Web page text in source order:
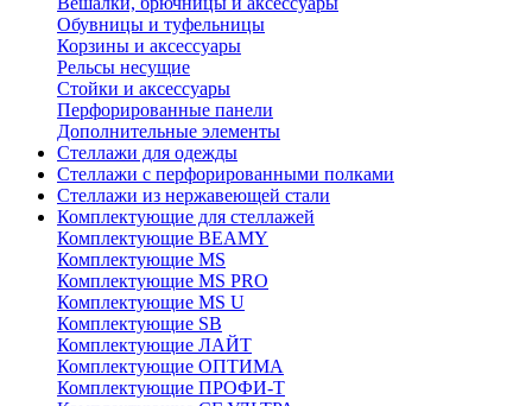
Обувницы и туфельницы
Корзины и аксессуары
Рельсы несущие
Стойки и аксессуары
Перфорированные панели
Дополнительные элементы
Стеллажи для одежды
Стеллажи с перфорированными полками
Стеллажи из нержавеющей стали
Комплектующие для стеллажей
Комплектующие BEAMY
Комплектующие MS
Комплектующие MS PRO
Комплектующие MS U
Комплектующие SB
Комплектующие ЛАЙТ
Комплектующие ОПТИМА
Комплектующие ПРОФИ-Т